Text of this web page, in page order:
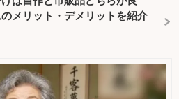
メリット・デメリットを紹介